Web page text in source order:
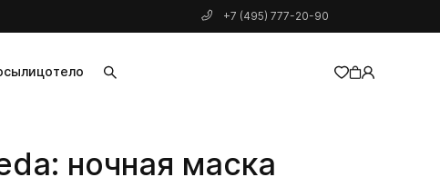
+7 (495) 777-20-90
лицотело
ночная маска